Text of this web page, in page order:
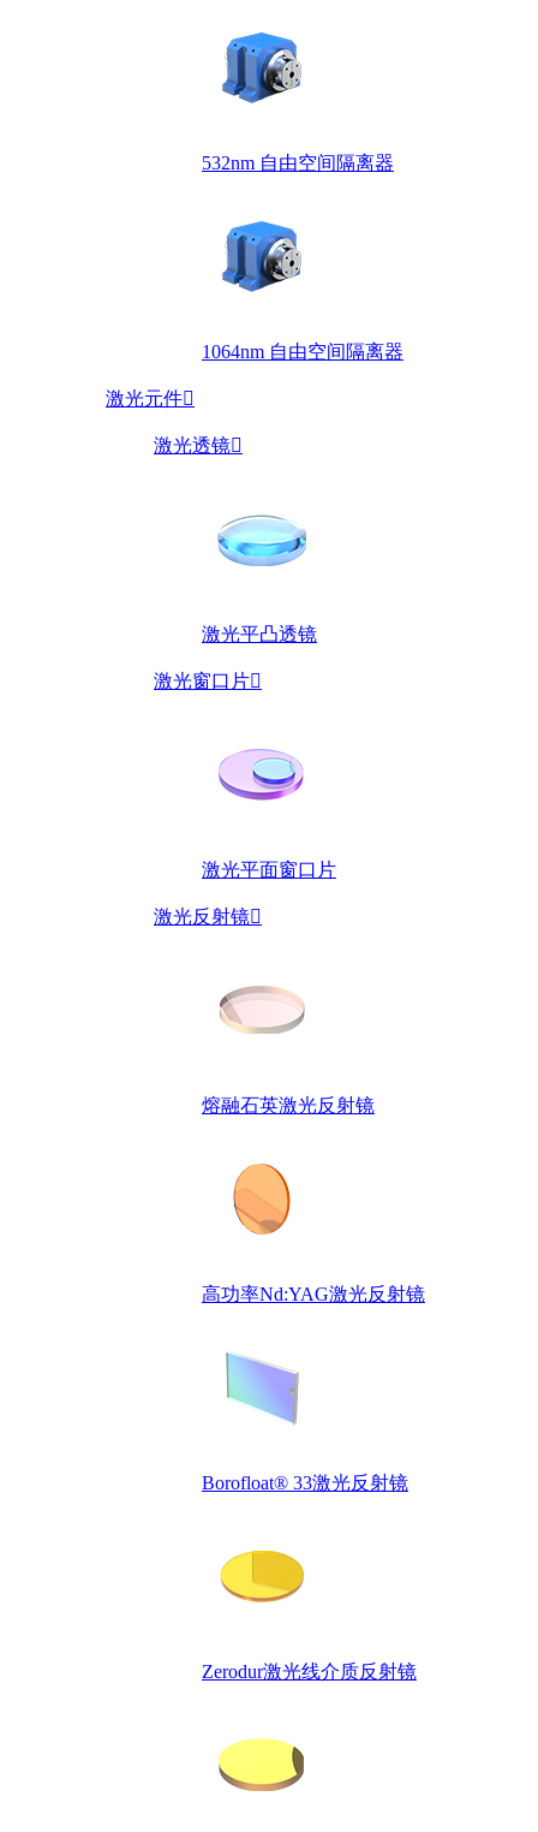
532nm 自由空间隔离器
1064nm 自由空间隔离器
激光元件
激光透镜
激光平凸透镜
激光窗口片
激光平面窗口片
激光反射镜
熔融石英激光反射镜
高功率Nd:YAG激光反射镜
Borofloat® 33激光反射镜
Zerodur激光线介质反射镜